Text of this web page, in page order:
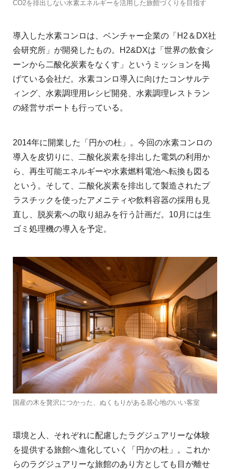
CO2を排出しない水素エネルギーを活用した旅館づくりを目指す
導入した水素コンロは、ベンチャー企業の「H2＆DX社
会研究所」が開発したもの。H2&DXは「世界の飲食シ
ーンから二酸化炭素をなくす」というミッションを掲
げている会社だ。水素コンロ導入に向けたコンサルテ
ィング、水素調理用レシピ開発、水素調理レストラン
の経営サポートも行っている。
2014年に開業した「円かの杜」。今回の水素コンロの
導入を皮切りに、二酸化炭素を排出した電気の利用か
ら、再生可能エネルギーや水素燃料電池へ転換も図る
という。そして、二酸化炭素を排出して製造されたプ
ラスチックを使ったアメニティや飲料容器の採用も見
直し、脱炭素への取り組みを行う計画だ。10月には生
ゴミ処理機の導入を予定。
国産の木を贅沢につかった、ぬくもりがある居心地のいい客室
環境と人、それぞれに配慮したラグジュアリーな体験
を提供する旅館へ進化していく「円かの杜」。これか
らのラグジュアリーな旅館のあり方としても目が離せ